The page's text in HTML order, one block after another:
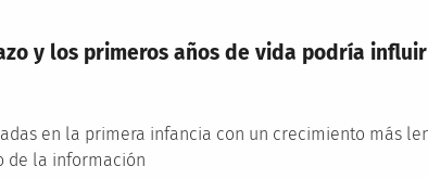
y los primeros años de vida podría
en la primera infancia con un crecimiento más
de la información